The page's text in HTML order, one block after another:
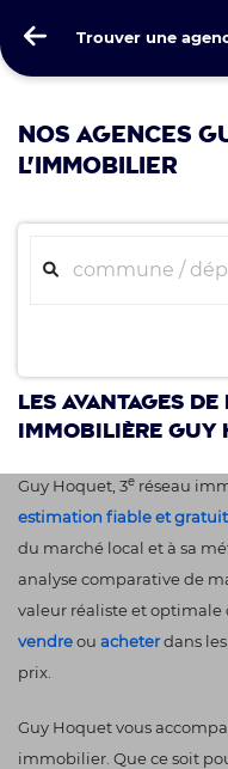
Trouver une
Guy Hoquet
NOS AGENCES
L'IMMOBILIER
Les avantages
immobilière Guy
Guy Hoquet, 3e réseau
estimation fiable et
du marché local et à sa
analyse comparative de
valeur réaliste et optimale
vendreou acheterdans
prix.
Guy Hoquet vous
immobilier. Que ce soit